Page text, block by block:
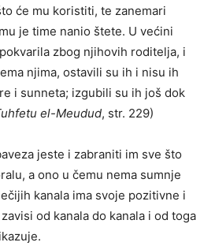
će mu koristiti, te zanemari
je time nanio štete. U većini
zbog njihovih roditelja, i
njima, ostavili su ih i nisu ih
i sunneta; izgubili su ih još dok
el-Meudud, str. 229)
jeste i zabraniti im sve što
a ono u čemu nema sumnje
kanala ima svoje pozitivne i
od kanala do kanala i od toga